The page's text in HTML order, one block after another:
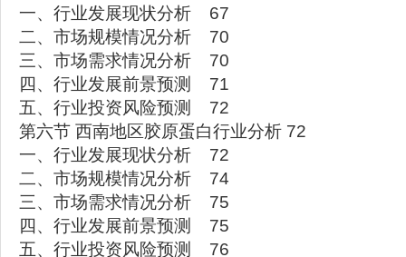
一、行业发展现状分析 67
二、市场规模情况分析 70
三、市场需求情况分析 70
四、行业发展前景预测 71
五、行业投资风险预测 72
第六节 西南地区胶原蛋白行业分析 72
一、行业发展现状分析 72
二、市场规模情况分析 74
三、市场需求情况分析 75
四、行业发展前景预测 75
五、行业投资风险预测 76